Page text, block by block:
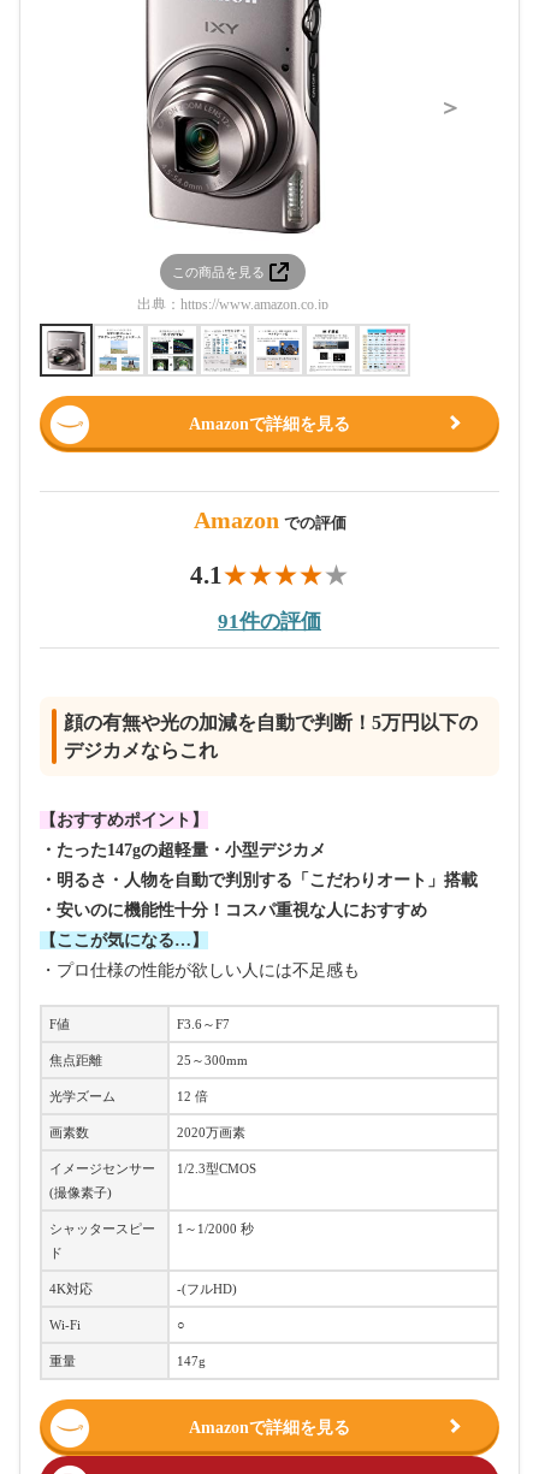
この商品を見る
出典： https://www.amazon.co.jp
＞
Amazonで詳細を見る
Amazon での評価
4.1
91件の評価
顔の有無や光の加減を自動で判断！5万円以下の
デジカメならこれ
【おすすめポイント】
・たった147gの超軽量・小型デジカメ
・明るさ・人物を自動で判別する「こだわりオート」搭載
・安いのに機能性十分！コスパ重視な人におすすめ
【ここが気になる…】
・プロ仕様の性能が欲しい人には不足感も
F値 F3.6～F7
焦点距離 25～300mm
光学ズーム 12 倍
画素数 2020万画素
イメージセンサー
(撮像素子)
1/2.3型CMOS
シャッタースピー
ド
1～1/2000 秒
4K対応 -(フルHD)
Wi-Fi ○
重量 147g
Amazonで詳細を見る